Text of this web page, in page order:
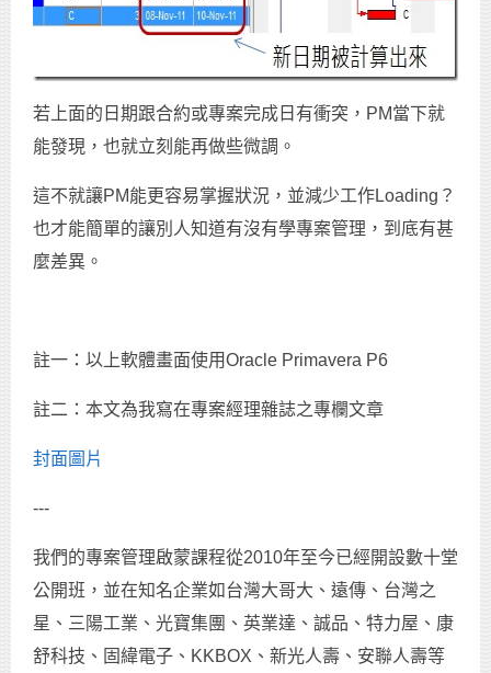
若上面的日期跟合約或專案完成日有衝突，PM當下就
能發現，也就立刻能再做些微調。
這不就讓PM能更容易掌握狀況，並減少工作Loading？
也才能簡單的讓別人知道有沒有學專案管理，到底有甚
麼差異。
註一：以上軟體畫面使用Oracle Primavera P6
註二：本文為我寫在專案經理雜誌之專欄文章
封面圖片
---
我們的專案管理啟蒙課程從2010年至今已經開設數十堂
公開班，並在知名企業如台灣大哥大、遠傳、台灣之
星、三陽工業、光寶集團、英業達、誠品、特力屋、康
舒科技、固緯電子、KKBOX、新光人壽、安聯人壽等